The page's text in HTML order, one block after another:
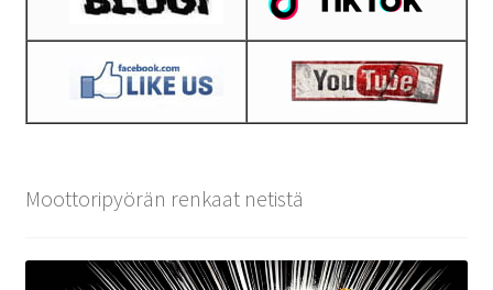
Moottoripyörän renkaat netistä